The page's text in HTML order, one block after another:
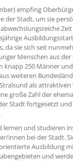
empfing
der Stadt, um sie
da sie sich seit
Menschen aus
knapp 250 Männer
weiteren
als
große Zahl der
Stadt fortgesetzt
lernen und studieren
innen bei der Stadt.
Ausbildung
und